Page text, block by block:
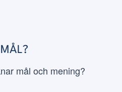
mål och mening?